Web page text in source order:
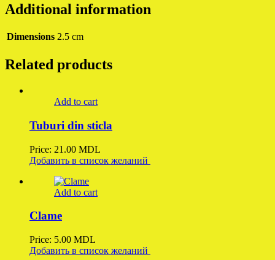
Additional information
Dimensions 2.5 cm
Related products
Add to cart
Tuburi din sticla
Price: 21.00 MDL
Добавить в список желаний
Add to cart
Clame
Price: 5.00 MDL
Добавить в список желаний